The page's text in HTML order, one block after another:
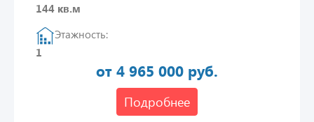
144 кв.м
Этажность:
1
от 4 965 000 руб.
Подробнее